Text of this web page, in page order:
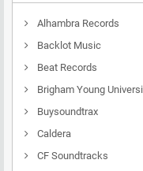
Alhambra Records
Backlot Music
Beat Records
Brigham Young
Buysoundtrax
Caldera
CF Soundtracks